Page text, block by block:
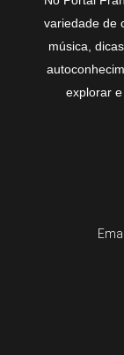
variedade de
música,
explorar